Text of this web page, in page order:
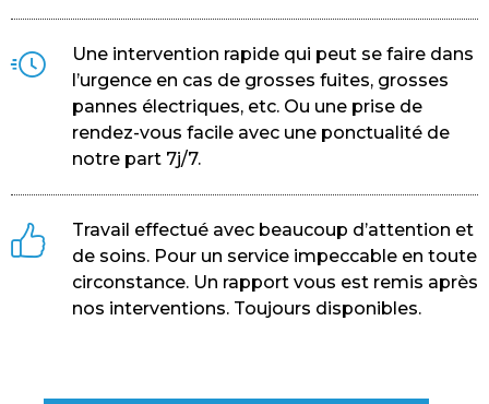
Une intervention rapide qui peut se faire dans
l’urgence en cas de grosses fuites, grosses
pannes électriques, etc. Ou une prise de
rendez-vous facile avec une ponctualité de
notre part 7j/7.
Travail effectué avec beaucoup d’attention et
de soins. Pour un service impeccable en toute
circonstance. Un rapport vous est remis après
nos interventions. Toujours disponibles.